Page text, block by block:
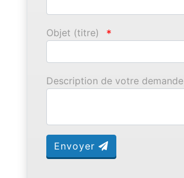
Objet (titre) *
Description de votre demande
Envoyer